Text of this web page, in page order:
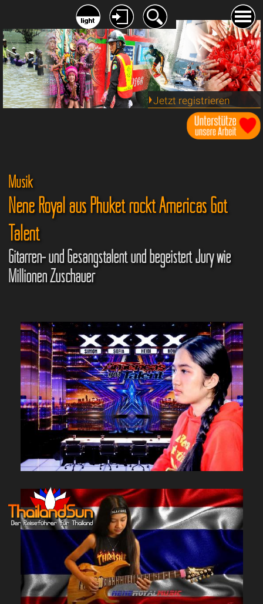
Jetzt registrieren
Musik
Nene Royal aus Phuket rockt Americas Got
Talent
Gitarren- und Gesangstalent und begeistert Jury wie
Millionen Zuschauer